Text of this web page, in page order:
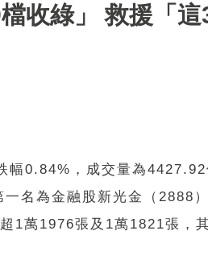
收綠」 救援「
0.84%，成交量為4427.92
名為金融股新光金（2888
1萬1976張及1萬1821張，